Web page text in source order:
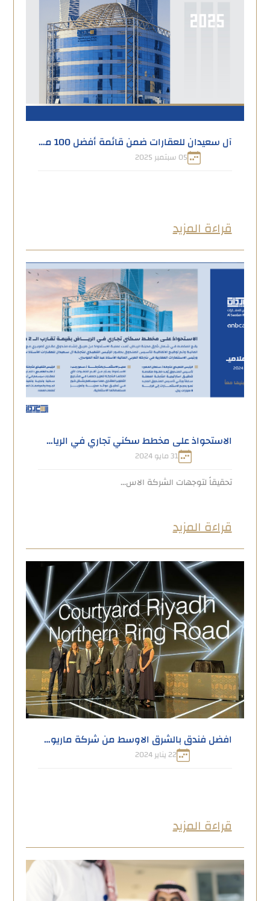
آل سعيدان للعقارات ضمن قائمة أفضل 100 مطوّر خليجي
05 سبتمبر 2025
قراءة المزيد
الاستحواذ على مخطط سكني تجاري في الرياض بقيمة 2 مليار ريال وانشاء صندوق استثماري مع العربي المالية
31 مايو 2024
تحقيقاً لتوجهات الشركة الاس...
قراءة المزيد
افضل فندق بالشرق الاوسط من شركة ماريوت العالمية
22 يناير 2024
قراءة المزيد